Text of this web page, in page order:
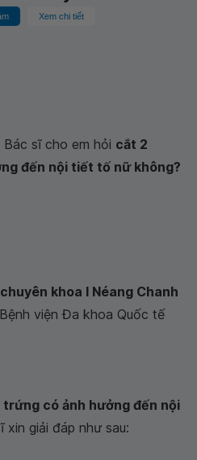
Xem chi tiết
sĩ cho em hỏi cắt 2
đến nội tiết tố nữ không?
khoa I Néang Chanh
viện Đa khoa Quốc tế
trứng có ảnh hưởng đến nội
xin giải đáp như sau: